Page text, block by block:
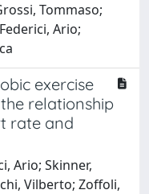
Tommaso;
Ario;
exercise
relationship
rate and
Ario; Skinner,
Vilberto; Zoffoli,